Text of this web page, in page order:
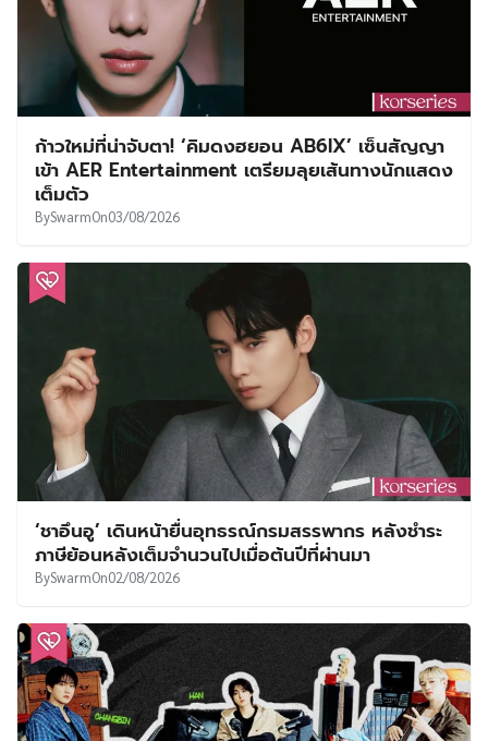
ก้าวใหม่ที่น่าจับตา! ‘คิมดงฮยอน AB6IX’ เซ็นสัญญา
เข้า AER Entertainment เตรียมลุยเส้นทางนักแสดง
เต็มตัว
BySwarmOn03/08/2026
‘ชาอึนอู’ เดินหน้ายื่นอุทธรณ์กรมสรรพากร หลังชำระ
ภาษีย้อนหลังเต็มจำนวนไปเมื่อต้นปีที่ผ่านมา
BySwarmOn02/08/2026